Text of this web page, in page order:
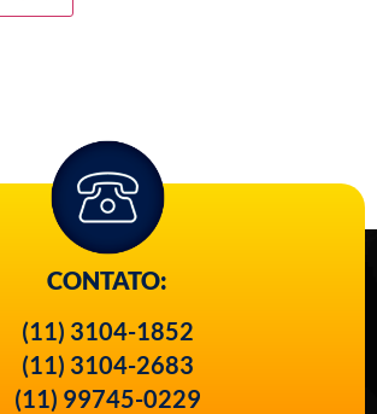
CONTATO:
(11) 3104-1852
(11) 3104-2683
(11) 99745-0229